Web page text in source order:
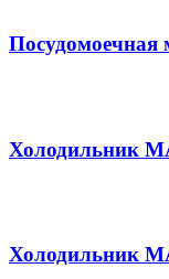
Холодильник
Холодильник